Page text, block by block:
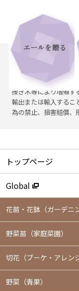
●ご覧になる環境によ
います。●本商品（サ
は出願中の発明、登
接ぎ木等により増殖す
輸出または輸入するこ
為の禁止、損害賠償、
トップページ
Global
花苗・花鉢 （ガーデニ
野菜苗（家庭菜園）
切花（ブーケ・アレン
野菜（青果）